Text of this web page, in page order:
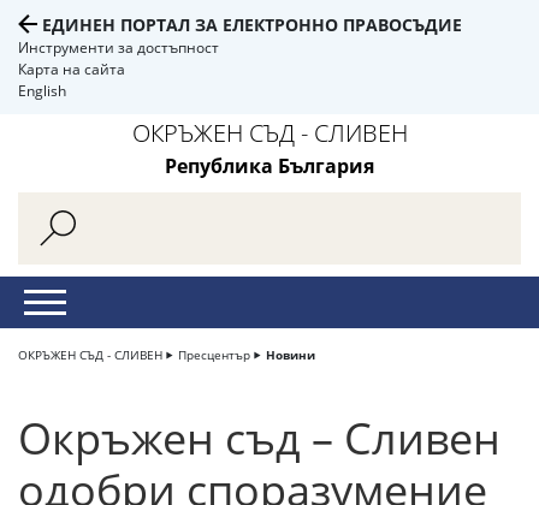
ЕДИНЕН ПОРТАЛ ЗА ЕЛЕКТРОННО ПРАВОСЪДИЕ
Инструменти за достъпност
Карта на сайта
English
ОКРЪЖЕН СЪД - СЛИВЕН
Република България
ОКРЪЖЕН СЪД - СЛИВЕН Пресцентър Новини
Окръжен съд – Сливен
одобри споразумение